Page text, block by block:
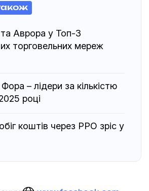
Аврора у Топ-3
торговельних мереж
– лідери за кількістю
році
коштів через РРО зріс у